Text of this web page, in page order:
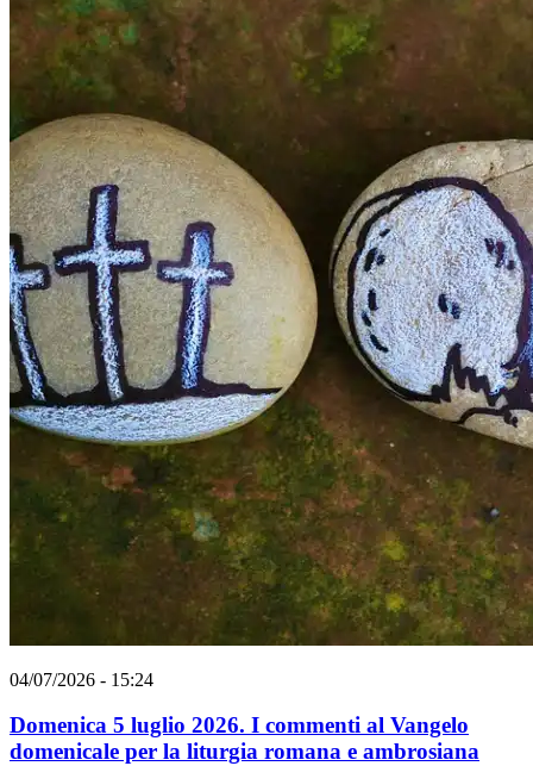
04/07/2026 - 15:24
Domenica 5 luglio 2026. I commenti al Vangelo
domenicale per la liturgia romana e ambrosiana